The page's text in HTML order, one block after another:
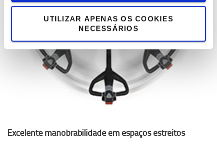
UTILIZAR APENAS OS COOKIES
NECESSÁRIOS
Excelente manobrabilidade em espaços estreitos